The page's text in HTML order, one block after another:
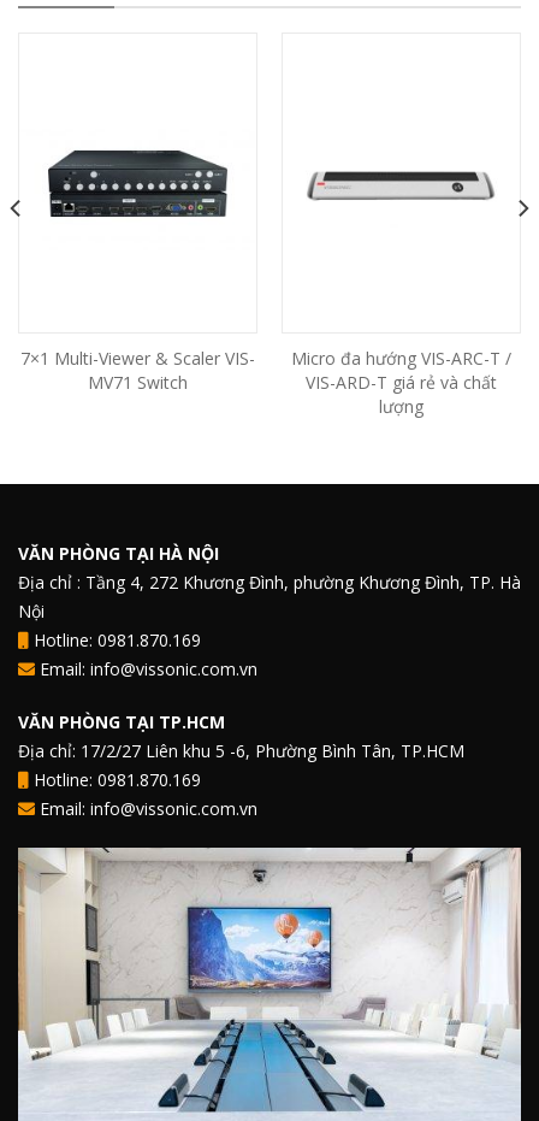
7×1 Multi-Viewer & Scaler VIS-
MV71 Switch
Micro đa hướng VIS-ARC-T /
VIS-ARD-T giá rẻ và chất
lượng
VĂN PHÒNG TẠI HÀ NỘI
Địa chỉ : Tầng 4, 272 Khương Đình, phường Khương Đình, TP. Hà
Nội
Hotline: 0981.870.169
Email: info@vissonic.com.vn
VĂN PHÒNG TẠI TP.HCM
Địa chỉ: 17/2/27 Liên khu 5 -6, Phường Bình Tân, TP.HCM
Hotline: 0981.870.169
Email: info@vissonic.com.vn